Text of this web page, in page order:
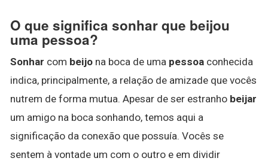
O que significa sonhar que beijou
uma pessoa?
Sonhar com beijo na boca de uma pessoa conhecida
indica, principalmente, a relação de amizade que vocês
nutrem de forma mutua. Apesar de ser estranho beijar
um amigo na boca sonhando, temos aqui a
significação da conexão que possuía. Vocês se
sentem à vontade um com o outro e em dividir